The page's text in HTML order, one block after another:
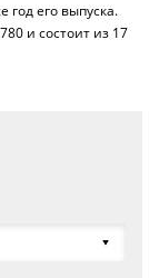
год его выпуска.
и состоит из 17